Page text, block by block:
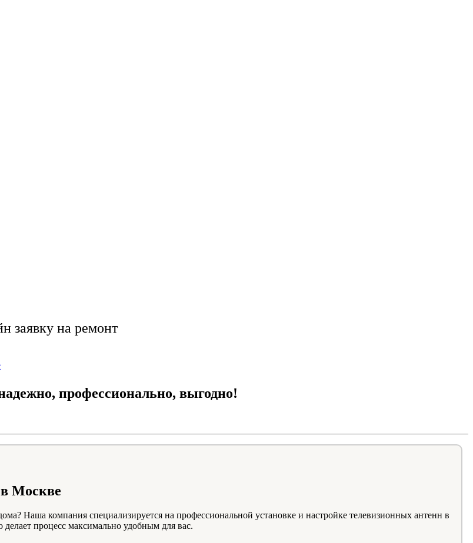
заявку на ремонт
профессионально, выгодно!
Москве
Наша компания специализируется на профессиональной установке и настройке телевизионных антенн в
процесс максимально удобным для вас.